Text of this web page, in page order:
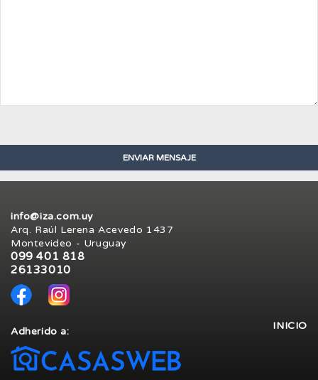
info@iza.com.uy
Arq. Raúl Lerena Acevedo 1437
Montevideo - Uruguay
099 401 818
26133010
INICIO
Adherido a: